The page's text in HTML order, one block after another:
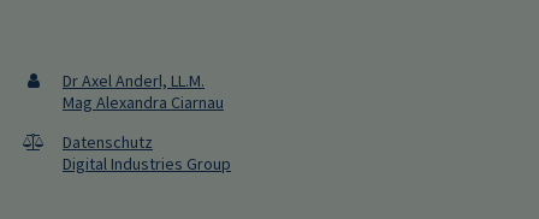
Dr Axel Anderl, LL.M.
Mag Alexandra Ciarnau
Datenschutz
Digital Industries Group